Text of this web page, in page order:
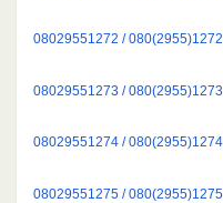
08029551272 /
08029551273 /
08029551274 /
08029551275 /